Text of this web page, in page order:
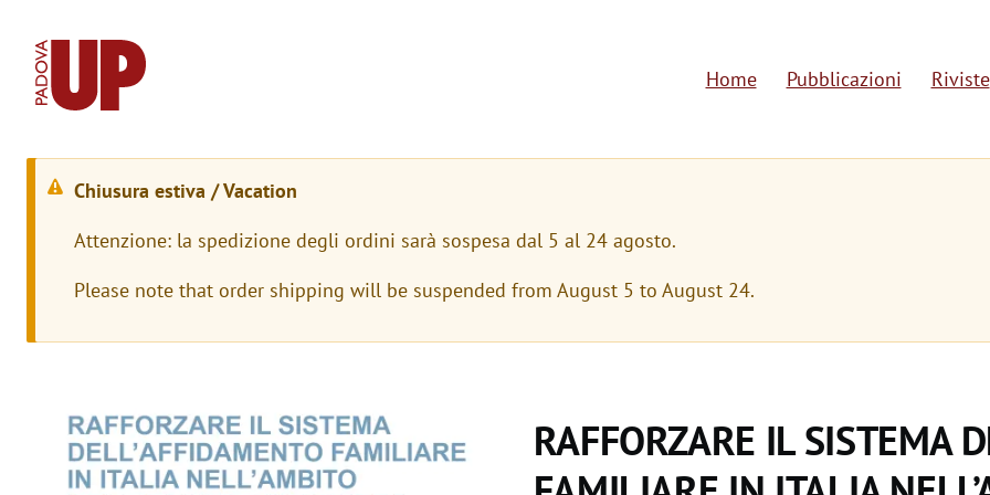
a
n
g
Home Pubblicazioni Riviste
M
s
s
g
g
Chiusura estiva / Vacation
Attenzione: la spedizione degli ordini sarà sospesa dal 5 al 24 agosto.
Please note that order shipping will be suspended from August 5 to August 24.
RAFFORZARE IL SISTEMA